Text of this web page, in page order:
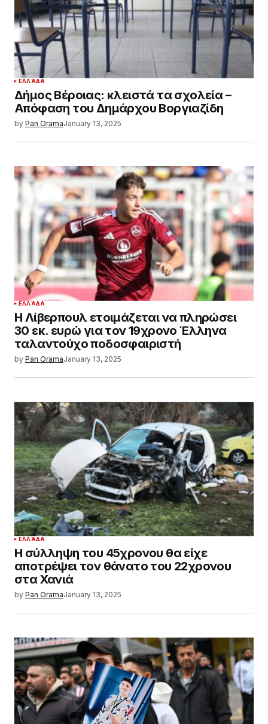
ΕΛΛΆΔΑ
Δήμος Βέροιας: κλειστά τα σχολεία –
Απόφαση του Δημάρχου Βοργιαζίδη
by Pan OramaJanuary 13, 2025
ΕΛΛΆΔΑ
Η Λίβερπουλ ετοιμάζεται να πληρώσει
30 εκ. ευρώ για τον 19χρονο Έλληνα
ταλαντούχο ποδοσφαιριστή
by Pan OramaJanuary 13, 2025
ΕΛΛΆΔΑ
Η σύλληψη του 45χρονου θα είχε
αποτρέψει τον θάνατο του 22χρονου
στα Χανιά
by Pan OramaJanuary 13, 2025